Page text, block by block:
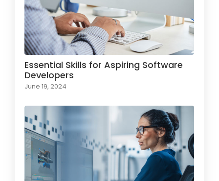
Essential Skills for Aspiring Software
Developers
June 19, 2024